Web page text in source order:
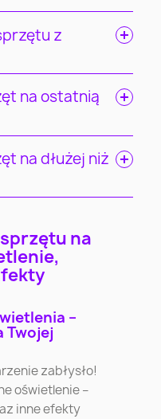
z
na ostatnią
na dłużej niż
na
–
Twojej
zabłysło!
oświetlenie –
inne efekty